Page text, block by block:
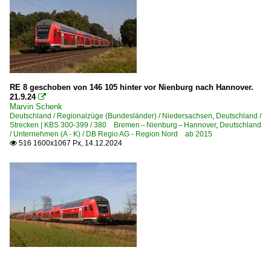
Unternehmen (A - K)
Abellio Rail GmbH - WestfalenBahn GmbH, Bielefeld
Bentheimer Eisenbahn AG ·BE·
DB Regio (allgemein)
DB Regio AG - Region Nord ab 2015
DB Regio AG - Region NRW ab 2004
Eisenbahnen und Verkehrsbetriebe Elbe-Weser GmbH,
erixx Holstein GmbH, Lübeck ab 2022
Keolis Deutschland GmbH & Co. KG NL Eurobahn,
Unternehmen (L - Z)
Metronom Eisenbahngesellschaft - Enno, Uelzen ·ME·
Metronom Eisenbahngesellschaft mbH, Uelzen ·ME·
RE 8 geschoben von 146 105 hinter vor Nienburg nach Hannover.
21.9.24 
Marvin Schenk
Deutschland / Regionalzüge (Bundesländer) / Niedersachsen, Deutschland /
Strecken | KBS 300-399 / 380 Bremen – Nienburg – Hannover, Deutschland
/ Unternehmen (A - K) / DB Regio AG - Region Nord ab 2015
 516 1600x1067 Px, 14.12.2024